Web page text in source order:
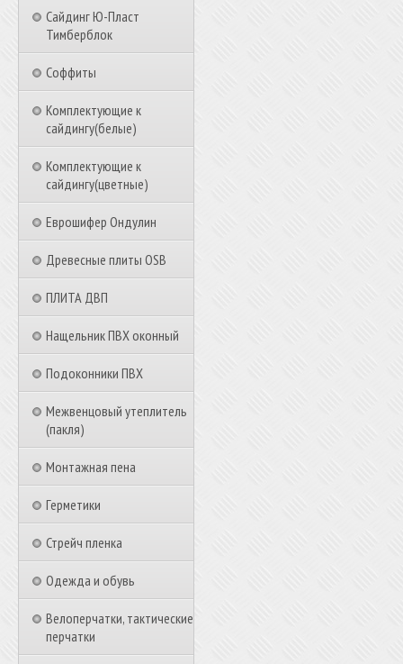
Сайдинг Ю-Пласт
Тимберблок
Соффиты
Комплектующие к
сайдингу(белые)
Комплектующие к
сайдингу(цветные)
Еврошифер Ондулин
Древесные плиты OSB
ПЛИТА ДВП
Нащельник ПВХ оконный
Подоконники ПВХ
Межвенцовый утеплитель
(пакля)
Монтажная пена
Герметики
Стрейч пленка
Одежда и обувь
Велоперчатки, тактические
перчатки